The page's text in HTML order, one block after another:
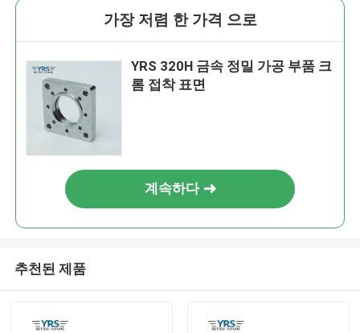
가장 저렴 한 가격 으로
YRS 320H 금속 정밀 가공 부품 크
롬 접착 표면
계속하다
추천된 제품